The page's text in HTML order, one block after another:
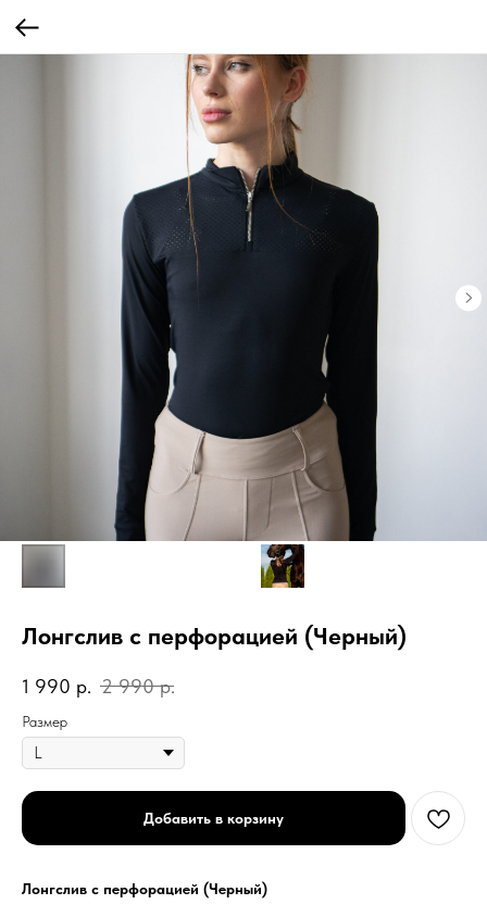
Лонгслив с перфорацией (Черный)
1 990 р. 2 990 р.
Размер
Добавить в корзину
Лонгслив с перфорацией (Черный)